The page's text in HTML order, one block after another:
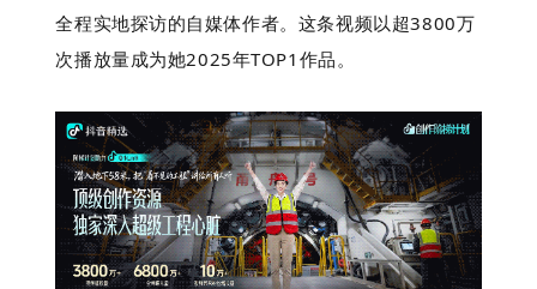
全程实地探访的自媒体作者。这条视频以超3800万
次播放量成为她2025年TOP1作品。